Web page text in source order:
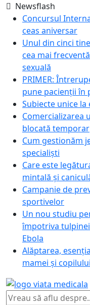
Newsflash
Concursul
ceas aniversar
Unul din cinci
cea mai
sexuală
PRIMER:
pune pacienții în
Subiecte unice
Comercializarea
blocată temporar
Cum gestionăm
specialiști
Care este
mintală și
Campanie de
sportivelor
Un nou studiu
împotriva
Ebola
Alăptarea,
mamei și copilului